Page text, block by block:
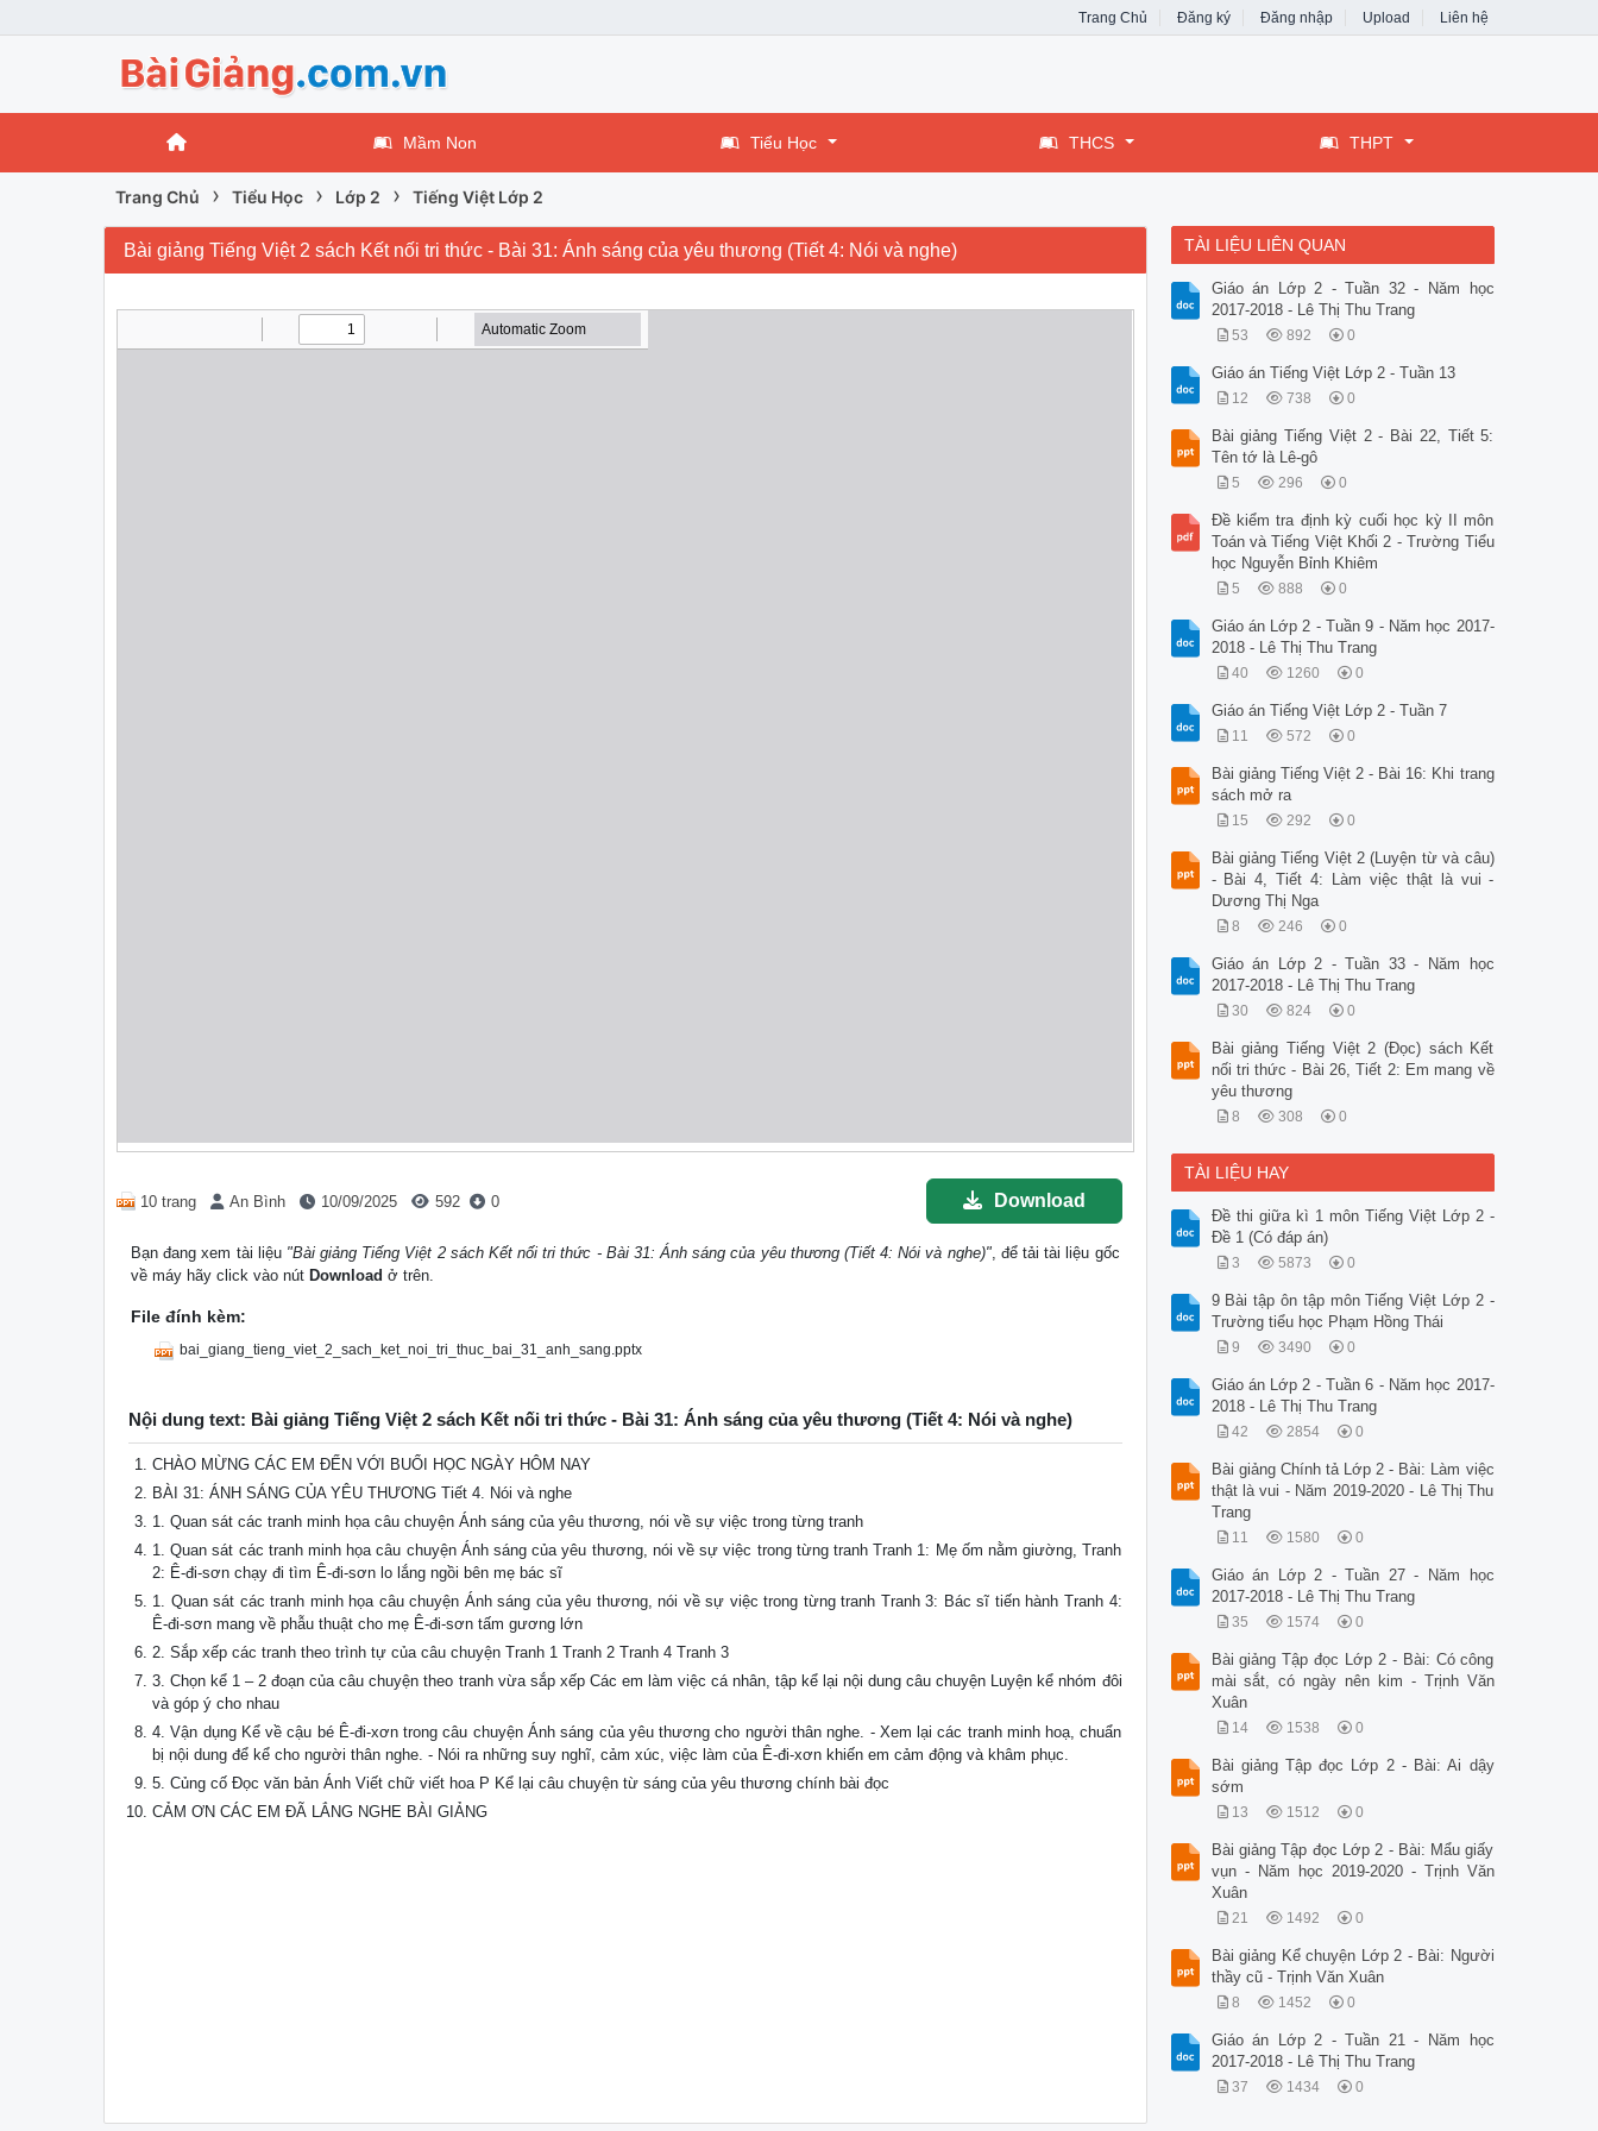
Trang Chủ Đăng ký Đăng nhập Upload Liên hệ
Mầm Non Tiểu Học THCS THPT
Trang Chủ › Tiểu Học › Lớp 2 › Tiếng Việt Lớp 2
Bài giảng Tiếng Việt 2 sách Kết nối tri thức - Bài 31: Ánh sáng của yêu thương (Tiết 4: Nói và nghe)
10 trang An Bình 10/09/2025 592 0 Download
Bạn đang xem tài liệu "Bài giảng Tiếng Việt 2 sách Kết nối tri thức - Bài 31: Ánh sáng của yêu thương (Tiết 4: Nói và nghe)", để tải tài liệu gốc
về máy hãy click vào nút Download ở trên.
File đính kèm:
bai_giang_tieng_viet_2_sach_ket_noi_tri_thuc_bai_31_anh_sang.pptx
Nội dung text: Bài giảng Tiếng Việt 2 sách Kết nối tri thức - Bài 31: Ánh sáng của yêu thương (Tiết 4: Nói và nghe)
CHÀO MỪNG CÁC EM ĐẾN VỚI BUỔI HỌC NGÀY HÔM NAY
BÀI 31: ÁNH SÁNG CỦA YÊU THƯƠNG Tiết 4. Nói và nghe
1. Quan sát các tranh minh họa câu chuyện Ánh sáng của yêu thương, nói về sự việc trong từng tranh
1. Quan sát các tranh minh họa câu chuyện Ánh sáng của yêu thương, nói về sự việc trong từng tranh Tranh 1: Mẹ ốm nằm giường, Tranh
2: Ê-đi-sơn chạy đi tìm Ê-đi-sơn lo lắng ngồi bên mẹ bác sĩ
1. Quan sát các tranh minh họa câu chuyện Ánh sáng của yêu thương, nói về sự việc trong từng tranh Tranh 3: Bác sĩ tiến hành Tranh 4:
Ê-đi-sơn mang về phẫu thuật cho mẹ Ê-đi-sơn tấm gương lớn
2. Sắp xếp các tranh theo trình tự của câu chuyện Tranh 1 Tranh 2 Tranh 4 Tranh 3
3. Chọn kể 1 – 2 đoạn của câu chuyện theo tranh vừa sắp xếp Các em làm việc cá nhân, tập kể lại nội dung câu chuyện Luyện kể nhóm đôi
và góp ý cho nhau
4. Vận dụng Kể về cậu bé Ê-đi-xơn trong câu chuyện Ánh sáng của yêu thương cho người thân nghe. - Xem lại các tranh minh hoạ, chuẩn
bị nội dung để kể cho người thân nghe. - Nói ra những suy nghĩ, cảm xúc, việc làm của Ê-đi-xơn khiến em cảm động và khâm phục.
5. Củng cố Đọc văn bản Ánh Viết chữ viết hoa P Kể lại câu chuyện từ sáng của yêu thương chính bài đọc
CẢM ƠN CÁC EM ĐÃ LẮNG NGHE BÀI GIẢNG
TÀI LIỆU LIÊN QUAN
Giáo án Lớp 2 - Tuần 32 - Năm học
2017-2018 - Lê Thị Thu Trang
53 892 0
Giáo án Tiếng Việt Lớp 2 - Tuần 13
12 738 0
Bài giảng Tiếng Việt 2 - Bài 22, Tiết 5:
Tên tớ là Lê-gô
5 296 0
Đề kiểm tra định kỳ cuối học kỳ II môn
Toán và Tiếng Việt Khối 2 - Trường Tiểu
học Nguyễn Bỉnh Khiêm
5 888 0
Giáo án Lớp 2 - Tuần 9 - Năm học 2017-
2018 - Lê Thị Thu Trang
40 1260 0
Giáo án Tiếng Việt Lớp 2 - Tuần 7
11 572 0
Bài giảng Tiếng Việt 2 - Bài 16: Khi trang
sách mở ra
15 292 0
Bài giảng Tiếng Việt 2 (Luyện từ và câu)
- Bài 4, Tiết 4: Làm việc thật là vui -
Dương Thị Nga
8 246 0
Giáo án Lớp 2 - Tuần 33 - Năm học
2017-2018 - Lê Thị Thu Trang
30 824 0
Bài giảng Tiếng Việt 2 (Đọc) sách Kết
nối tri thức - Bài 26, Tiết 2: Em mang về
yêu thương
8 308 0
TÀI LIỆU HAY
Đề thi giữa kì 1 môn Tiếng Việt Lớp 2 -
Đề 1 (Có đáp án)
3 5873 0
9 Bài tập ôn tập môn Tiếng Việt Lớp 2 -
Trường tiểu học Phạm Hồng Thái
9 3490 0
Giáo án Lớp 2 - Tuần 6 - Năm học 2017-
2018 - Lê Thị Thu Trang
42 2854 0
Bài giảng Chính tả Lớp 2 - Bài: Làm việc
thật là vui - Năm 2019-2020 - Lê Thị Thu
Trang
11 1580 0
Giáo án Lớp 2 - Tuần 27 - Năm học
2017-2018 - Lê Thị Thu Trang
35 1574 0
Bài giảng Tập đọc Lớp 2 - Bài: Có công
mài sắt, có ngày nên kim - Trịnh Văn
Xuân
14 1538 0
Bài giảng Tập đọc Lớp 2 - Bài: Ai dậy
sớm
13 1512 0
Bài giảng Tập đọc Lớp 2 - Bài: Mẩu giấy
vụn - Năm học 2019-2020 - Trịnh Văn
Xuân
21 1492 0
Bài giảng Kể chuyện Lớp 2 - Bài: Người
thầy cũ - Trịnh Văn Xuân
8 1452 0
Giáo án Lớp 2 - Tuần 21 - Năm học
2017-2018 - Lê Thị Thu Trang
37 1434 0